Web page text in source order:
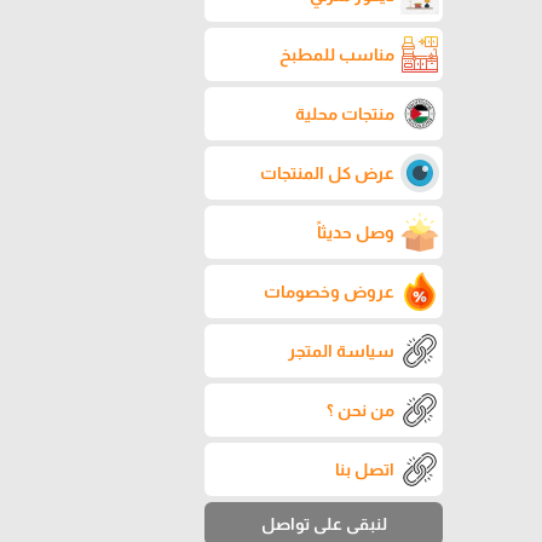
مناسب للمطبخ
منتجات محلية
عرض كل المنتجات
وصل حديثاً
عروض وخصومات
سياسة المتجر
من نحن ؟
اتصل بنا
لنبقى على تواصل